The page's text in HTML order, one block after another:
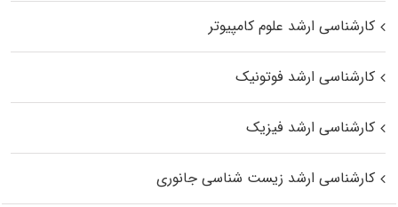
کارشناسی ارشد علوم کامپیوتر
کارشناسی ارشد فوتونیک
کارشناسی ارشد فیزیک
کارشناسی ارشد زیست‌ شناسی جانوری